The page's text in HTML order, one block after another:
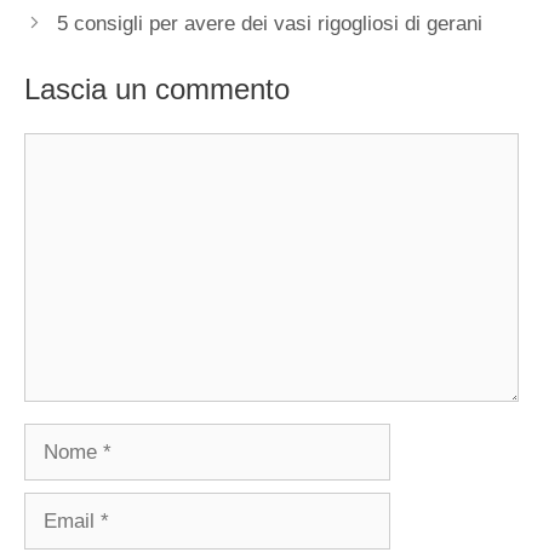
5 consigli per avere dei vasi rigogliosi di gerani
Lascia un commento
Nome
Email